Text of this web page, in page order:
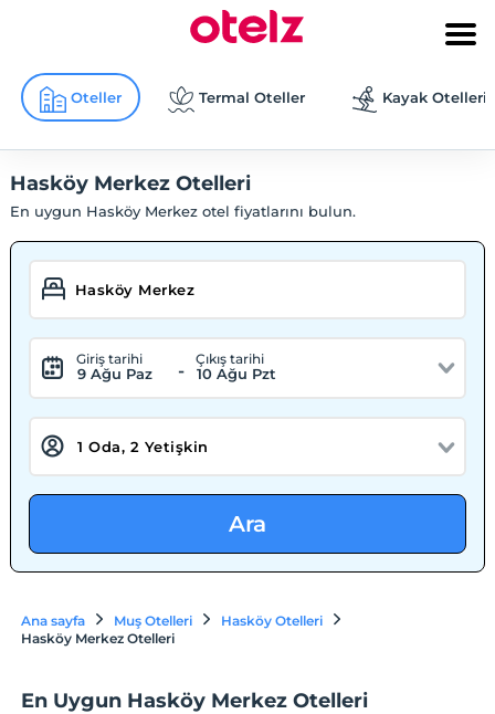
Oteller Termal Oteller Kayak Otelleri
Hasköy Merkez Otelleri
En uygun Hasköy Merkez otel fiyatlarını bulun.
Giriş tarihi
9 Ağu Paz -
Çıkış tarihi
10 Ağu Pzt
Ara
Ana sayfa Muş Otelleri
Hasköy Otelleri
Hasköy Merkez Otelleri
En Uygun Hasköy Merkez Otelleri